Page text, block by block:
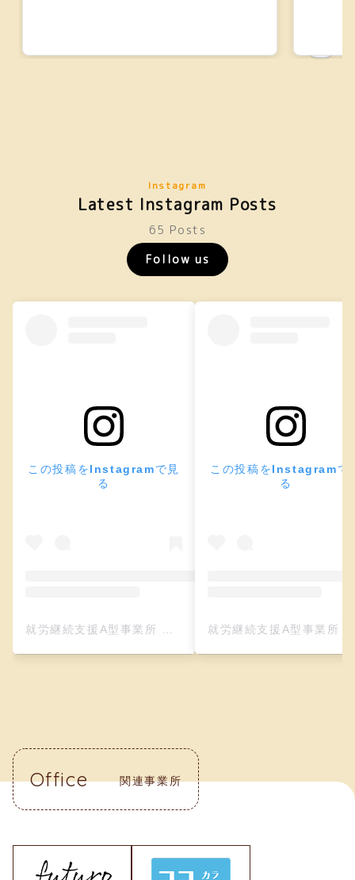
Instagram
Latest Instagram Posts
65 Posts
Follow us
この投稿をInstagramで見
る
この投稿をInstagramで
る
Office 関連事業所